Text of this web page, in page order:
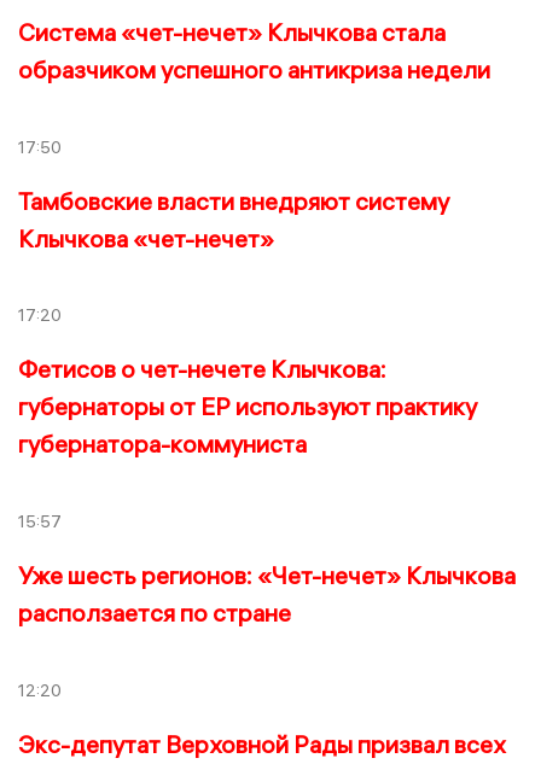
Система «чет-нечет» Клычкова стала
образчиком успешного антикриза недели
17:50
Тамбовские власти внедряют систему
Клычкова «чет-нечет»
17:20
Фетисов о чет-нечете Клычкова:
губернаторы от ЕР используют практику
губернатора-коммуниста
15:57
Уже шесть регионов: «Чет-нечет» Клычкова
расползается по стране
12:20
Экс-депутат Верховной Рады призвал всех